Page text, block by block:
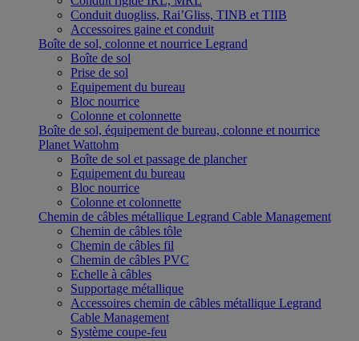
Conduit duogliss, Rai’Gliss, TINB et TIIB
Accessoires gaine et conduit
Boîte de sol, colonne et nourrice Legrand
Boîte de sol
Prise de sol
Equipement du bureau
Bloc nourrice
Colonne et colonnette
Boîte de sol, équipement de bureau, colonne et nourrice
Planet Wattohm
Boîte de sol et passage de plancher
Equipement du bureau
Bloc nourrice
Colonne et colonnette
Chemin de câbles métallique Legrand Cable Management
Chemin de câbles tôle
Chemin de câbles fil
Chemin de câbles PVC
Echelle à câbles
Supportage métallique
Accessoires chemin de câbles métallique Legrand
Cable Management
Système coupe-feu